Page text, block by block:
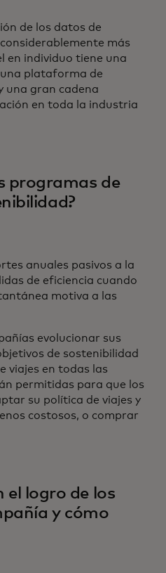
de los datos de
más
en individuo tiene una
una plataforma de
una gran cadena
en toda la industria
programas de
anuales pasivos a la
de eficiencia cuando
motiva a las
evolucionar sus
de sostenibilidad
viajes en todas las
permitidas para que los
su política de viajes y
costosos, o comprar
el logro de los
y cómo